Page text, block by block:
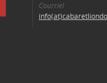
Courriel